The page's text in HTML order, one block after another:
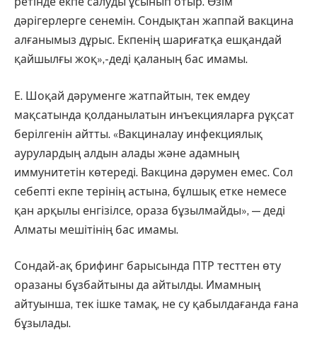
дәрігерлерге сенемін. Сондықтан жаппай вакцина
алғанымыз дұрыс. Екпенің шариғатқа ешқандай
қайшылғы жоқ»,-деді қаланың бас имамы.
Е. Шоқай дәруменге жатпайтын, тек емдеу
мақсатында қолданылатын инъекцияларға рұқсат
берілгенін айтты. «Вакциналау инфекциялық
аурулардың алдын алады және адамның
иммунитетін көтереді. Вакцина дәрумен емес. Сол
себепті екпе терінің астына, бұлшық етке немесе
қан арқылы енгізілсе, ораза бұзылмайды», — деді
Алматы мешітінің бас имамы.
Сондай-ақ брифинг барысында ПТР тесттен өту
оразаны бұзбайтыны да айтылды. Имамның
айтуынша, тек ішке тамақ, не су қабылдағанда ғана
бұзылады.